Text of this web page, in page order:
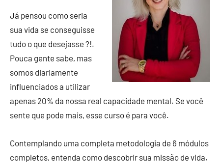
Já pensou como seria
sua vida se conseguisse
tudo o que desejasse ?!.
Pouca gente sabe, mas
somos diariamente
influenciados a utilizar
apenas 20% da nossa real capacidade mental. Se você
sente que pode mais, esse curso é para você.
Contemplando uma completa metodologia de 6 módulos
completos, entenda como descobrir sua missão de vida,